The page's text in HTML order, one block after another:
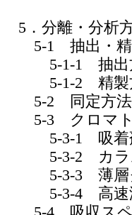
5．分離・分析
5-1 抽出・精
5-1-1 抽出
5-1-2 精製
5-2 同定方法
5-3 クロマト
5-3-1 吸着
5-3-2 カラ
5-3-3 薄層
5-3-4 高速